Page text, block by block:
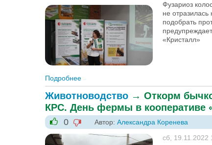
Фузариоз
не
подобрать
«Кристалл»
Подробнее
Животноводство → Откорм
КРС. День фермы в кооперативе
+1
0
-1
Автор: Александра Коренева
сб, 19.11.2022